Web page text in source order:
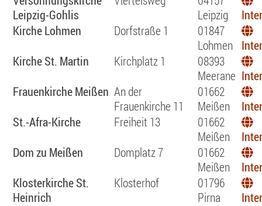
Leipzig-Gohlis
Leipzig
Kirche Lohmen
Dorfstraße 1
01847
Lohmen
Kirche St. Martin
Kirchplatz 1
08393
Meerane
Frauenkirche Meißen An der
Frauenkirche 11
01662
Meißen
St.-Afra-Kirche
Freiheit 13
01662
Meißen
Dom zu Meißen
Domplatz 7
01662
Meißen
Klosterkirche St.
Heinrich
Klosterhof
01796
Pirna